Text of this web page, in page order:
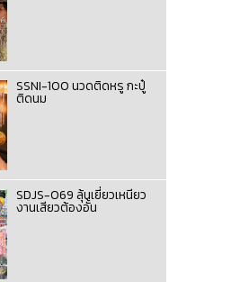
SSNI-100 นวดติดหรู กะปู๋
ติดนม
SDJS-069 ลุ้นเยี่ยวเหนียว
งานเสียวต้องอั้น